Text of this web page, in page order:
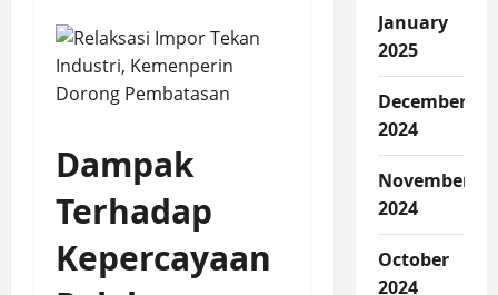
Dampak
Terhadap
Kepercayaan
January
2025
December
2024
November
2024
October
2024